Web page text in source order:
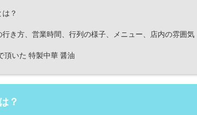
？
行き方、営業時間、行列の様子、メニュー、店内の雰囲気
頂いた 特製中華 醤油
？